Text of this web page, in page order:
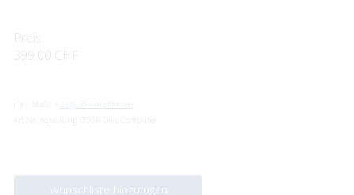
Preis:
399.00 CHF
zzgl. Versandkosten
Aqualung i330R Dive Computer